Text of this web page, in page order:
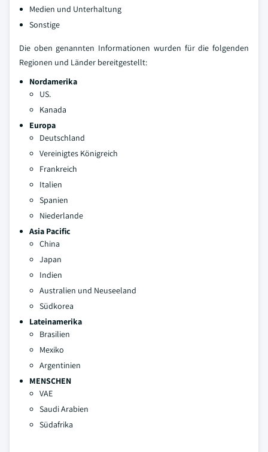
Medien und Unterhaltung
Sonstige
Die oben genannten Informationen wurden für die folgenden
Regionen und Länder bereitgestellt:
Nordamerika
US.
Kanada
Europa
Deutschland
Vereinigtes Königreich
Frankreich
Italien
Spanien
Niederlande
Asia Pacific
China
Japan
Indien
Australien und Neuseeland
Südkorea
Lateinamerika
Brasilien
Mexiko
Argentinien
MENSCHEN
VAE
Saudi Arabien
Südafrika